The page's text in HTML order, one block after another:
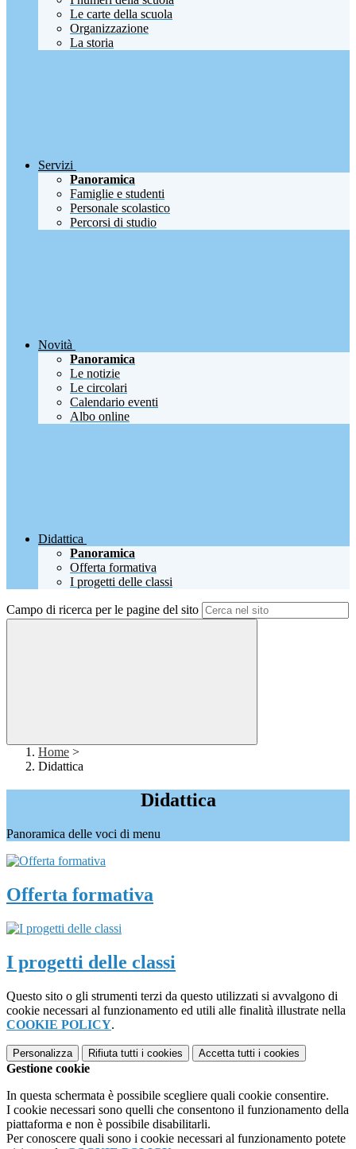
Le carte della scuola
Organizzazione
La storia
Servizi
Panoramica
Famiglie e studenti
Personale scolastico
Percorsi di studio
Novità
Panoramica
Le notizie
Le circolari
Calendario eventi
Albo online
Didattica
Panoramica
Offerta formativa
I progetti delle classi
Campo di ricerca per le pagine del sito
Home >
Didattica
Didattica
Panoramica delle voci di menu
Offerta formativa
I progetti delle classi
Questo sito o gli strumenti terzi da questo utilizzati si avvalgono di
cookie necessari al funzionamento ed utili alle finalità illustrate nella
COOKIE POLICY.
Personalizza Rifiuta tutti i cookies Accetta tutti i cookies
Gestione cookie
In questa schermata è possibile scegliere quali cookie consentire.
I cookie necessari sono quelli che consentono il funzionamento della
piattaforma e non è possibile disabilitarli.
Per conoscere quali sono i cookie necessari al funzionamento potete